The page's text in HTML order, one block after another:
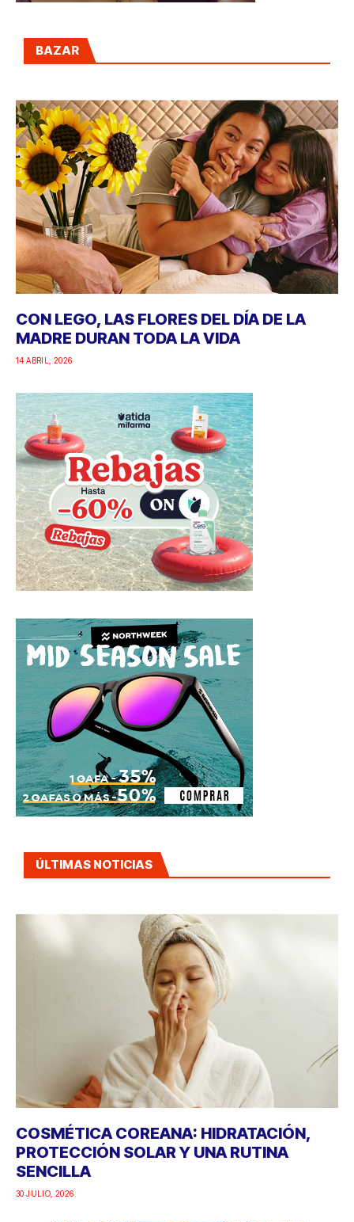
BAZAR
CON LEGO, LAS FLORES DEL DÍA DE LA
MADRE DURAN TODA LA VIDA
14 ABRIL, 2026
ÚLTIMAS NOTICIAS
COSMÉTICA COREANA: HIDRATACIÓN,
PROTECCIÓN SOLAR Y UNA RUTINA
SENCILLA
30 JULIO, 2026